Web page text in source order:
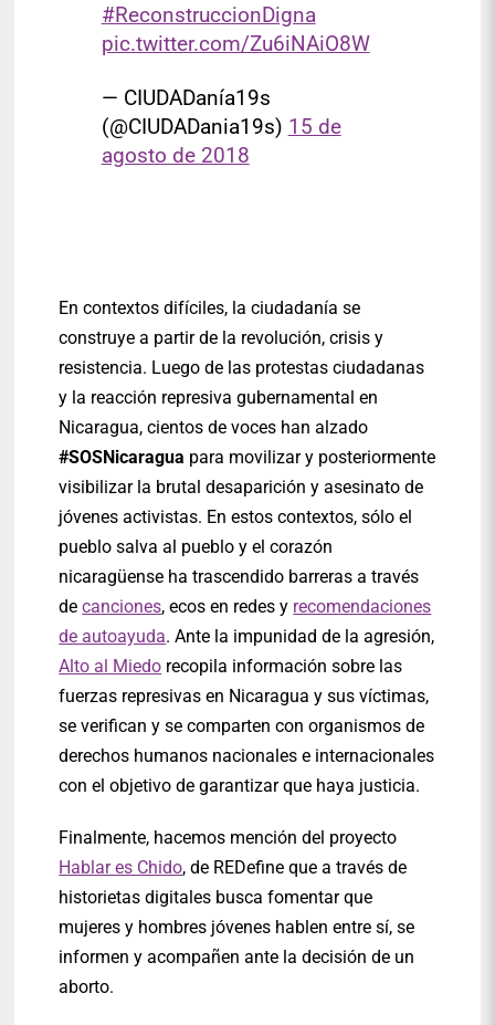
#ReconstruccionDigna
pic.twitter.com/Zu6iNAiO8W
— CIUDADanía19s
(@CIUDADania19s) 15 de
agosto de 2018
En contextos difíciles, la ciudadanía se
construye a partir de la revolución, crisis y
resistencia. Luego de las protestas ciudadanas
y la reacción represiva gubernamental en
Nicaragua, cientos de voces han alzado
#SOSNicaragua para movilizar y posteriormente
visibilizar la brutal desaparición y asesinato de
jóvenes activistas. En estos contextos, sólo el
pueblo salva al pueblo y el corazón
nicaragüense ha trascendido barreras a través
decanciones, ecos en redes y recomendaciones
de autoayuda. Ante la impunidad de la agresión,
Alto al Miedo recopila información sobre las
fuerzas represivas en Nicaragua y sus víctimas,
se verifican y se comparten con organismos de
derechos humanos nacionales e internacionales
con el objetivo de garantizar que haya justicia.
Finalmente, hacemos mención del proyecto
Hablar es Chido, de REDefine que a través de
historietas digitales busca fomentar que
mujeres y hombres jóvenes hablen entre sí, se
informen y acompañen ante la decisión de un
aborto.